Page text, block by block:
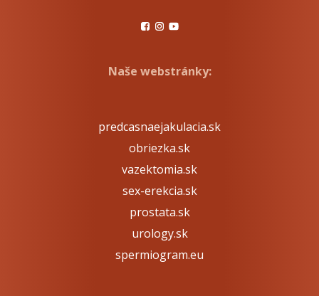
Naše webstránky:
predcasnaejakulacia.sk
obriezka.sk
vazektomia.sk
sex-erekcia.sk
prostata.sk
urology.sk
spermiogram.eu